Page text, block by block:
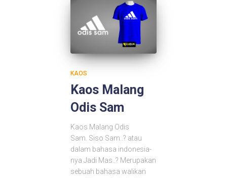
KAOS
Kaos Malang
Odis Sam
Kaos Malang Odis
Sam. Siso Sam..? atau
dalam bahasa indonesia-
nya Jadi Mas..? Merupakan
sebuah bahasa walikan